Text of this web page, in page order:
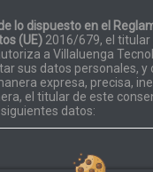
lo dispuesto en el
(UE) 2016/679, el titular
a Villaluenga
sus datos personales, y
expresa, precisa,
el titular de este
datos: